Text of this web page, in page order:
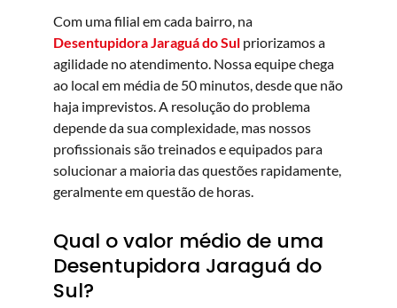
Com uma filial em cada bairro, na
Desentupidora Jaraguá do Sul priorizamos a
agilidade no atendimento. Nossa equipe chega
ao local em média de 50 minutos, desde que não
haja imprevistos. A resolução do problema
depende da sua complexidade, mas nossos
profissionais são treinados e equipados para
solucionar a maioria das questões rapidamente,
geralmente em questão de horas.
Qual o valor médio de uma
Desentupidora Jaraguá do
Sul?